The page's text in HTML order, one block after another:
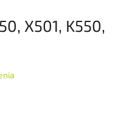
X501, K550,